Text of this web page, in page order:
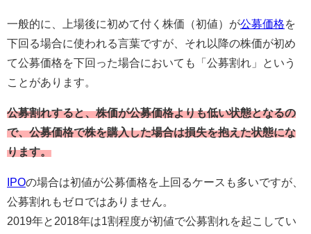
一般的に、上場後に初めて付く株価（初値）が公募価格を
下回る場合に使われる言葉ですが、それ以降の株価が初め
て公募価格を下回った場合においても「公募割れ」という
ことがあります。
公募割れすると、株価が公募価格よりも低い状態となるの
で、公募価格で株を購入した場合は損失を抱えた状態にな
ります。
IPOの場合は初値が公募価格を上回るケースも多いですが、
公募割れもゼロではありません。
2019年と2018年は1割程度が初値で公募割れを起こしてい